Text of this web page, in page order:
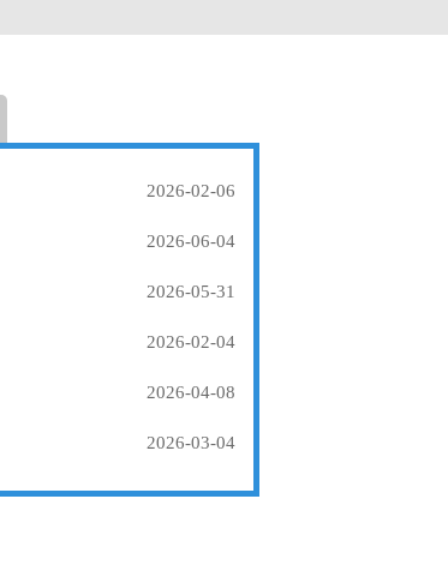
2026-02-06
2026-06-04
2026-05-31
2026-02-04
2026-04-08
2026-03-04